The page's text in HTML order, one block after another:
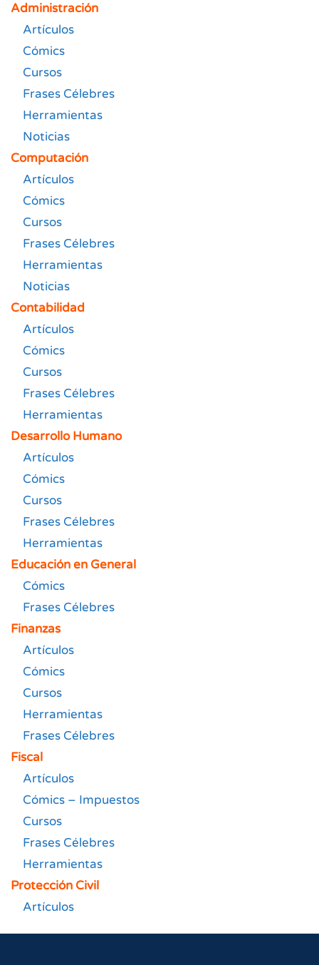
Administración
Artículos
Cómics
Cursos
Frases Célebres
Herramientas
Noticias
Computación
Artículos
Cómics
Cursos
Frases Célebres
Herramientas
Noticias
Contabilidad
Artículos
Cómics
Cursos
Frases Célebres
Herramientas
Desarrollo Humano
Artículos
Cómics
Cursos
Frases Célebres
Herramientas
Educación en General
Cómics
Frases Célebres
Finanzas
Artículos
Cómics
Cursos
Herramientas
Frases Célebres
Fiscal
Artículos
Cómics – Impuestos
Cursos
Frases Célebres
Herramientas
Protección Civil
Artículos